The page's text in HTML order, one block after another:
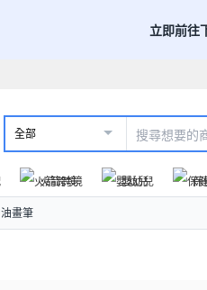
立即前往
全部
火箭跨境 嬰幼兒 保
油畫筆